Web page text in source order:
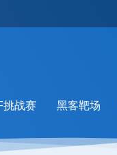
挑战赛 黑客靶场